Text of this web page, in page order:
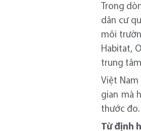
Trong
dân cư
môi
Habitat,
trung
Việt
gian mà
thước đo.
Từ định